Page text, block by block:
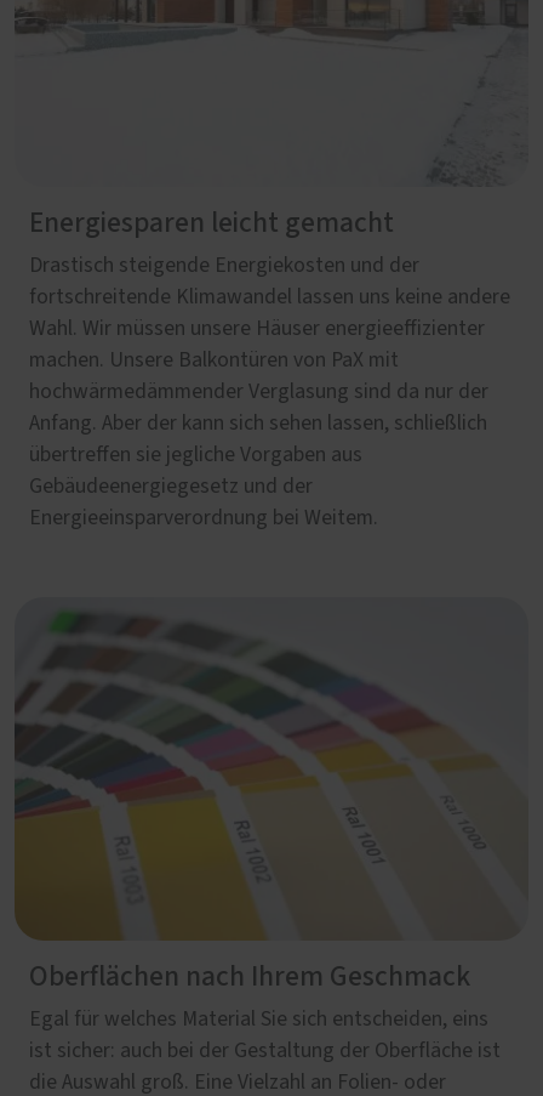
Energiesparen leicht gemacht
Drastisch steigende Energiekosten und der
fortschreitende Klimawandel lassen uns keine andere
Wahl. Wir müssen unsere Häuser energieeffizienter
machen. Unsere Balkontüren von PaX mit
hochwärmedämmender Verglasung sind da nur der
Anfang. Aber der kann sich sehen lassen, schließlich
übertreffen sie jegliche Vorgaben aus
Gebäudeenergiegesetz und der
Energieeinsparverordnung bei Weitem.
Oberflächen nach Ihrem Geschmack
Egal für welches Material Sie sich entscheiden, eins
ist sicher: auch bei der Gestaltung der Oberfläche ist
die Auswahl groß. Eine Vielzahl an Folien- oder